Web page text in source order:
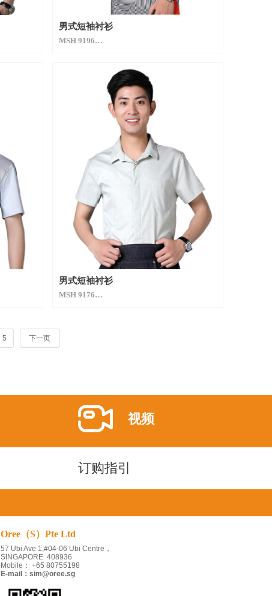
男式短袖衬衫
MSH 9196
男式短袖衬衫
MSH 9176
5 下一页
Oree（S）Pte Ltd
57 Ubi Ave 1,#04-06 Ubi Centre，
SINGAPORE 408936
Mobile： +65 80755198
E-mail：sim@oree.sg
订购指引
视频